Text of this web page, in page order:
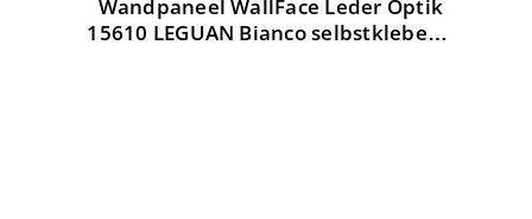
Wandpaneel WallFace Leder Optik
15610 LEGUAN Bianco selbstklebend